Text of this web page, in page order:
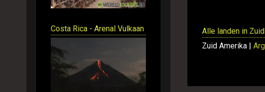
Costa Rica - Arenal Vulkaan
Alle landen in
Zuid Amerika |